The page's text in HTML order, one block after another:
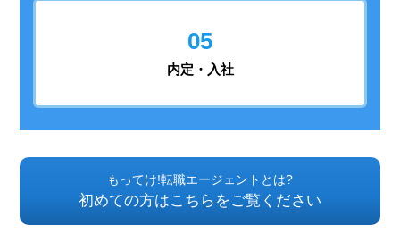
05
内定・入社
もってけ!転職エージェントとは?
初めての方はこちらをご覧ください